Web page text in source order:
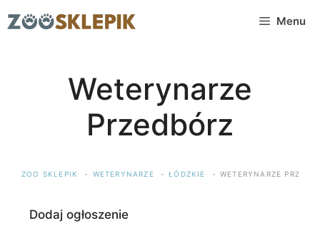
do
Menu
Weterynarze
Przedbórz
ZOO SKLEPIK WETERYNARZE ŁÓDZKIE WETERYNARZE
Dodaj ogłoszenie